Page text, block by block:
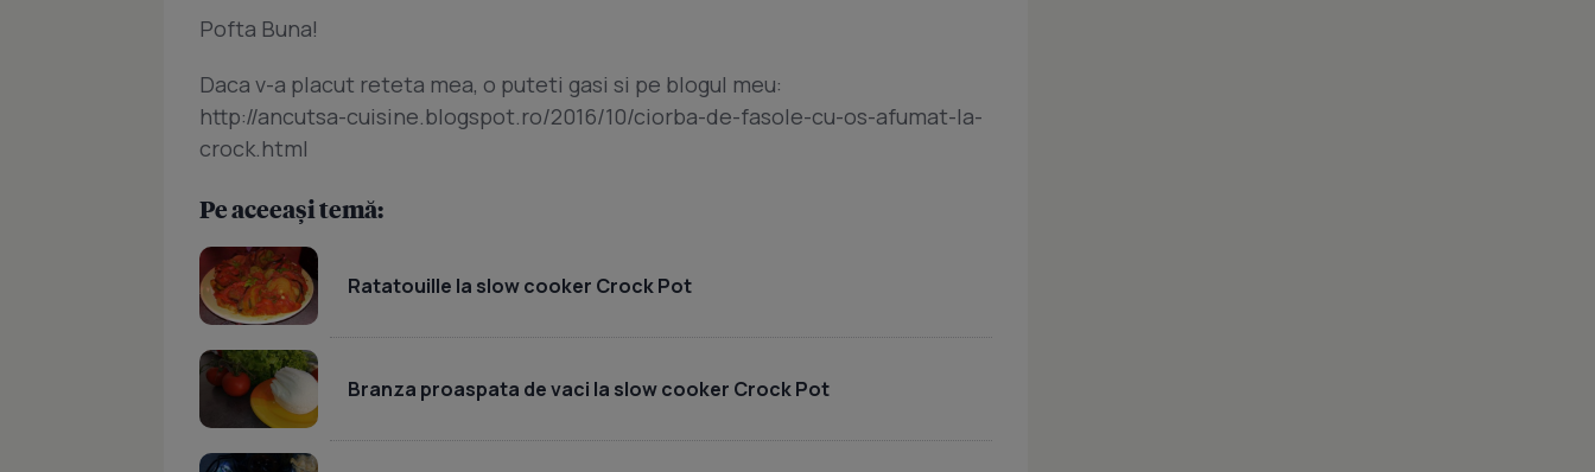
Pofta Buna!
Daca v-a placut reteta mea, o puteti gasi si pe blogul meu:
http://ancutsa-cuisine.blogspot.ro/2016/10/ciorba-de-fasole-cu-os-afumat-la-
crock.html
Pe aceeași temă:
Ratatouille la slow cooker Crock Pot
Branza proaspata de vaci la slow cooker Crock Pot